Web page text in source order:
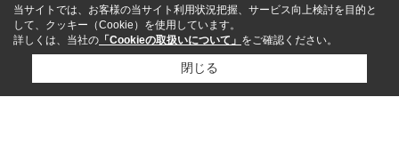
当サイトでは、お客様の当サイト利用状況把握、サービス向上検討を目的と
して、クッキー（Cookie）を使用しています。
詳しくは、当社の 「Cookieの取扱いについて」 をご確認ください。
閉じる